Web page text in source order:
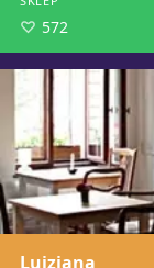
572
Luizjana